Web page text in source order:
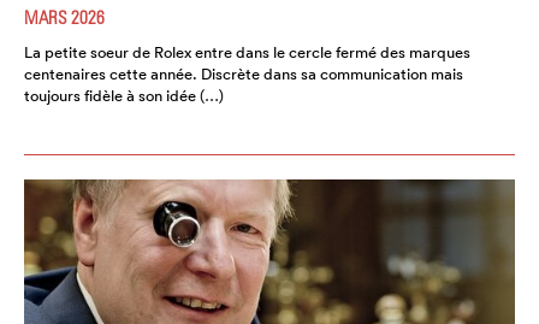
MARS 2026
La petite soeur de Rolex entre dans le cercle fermé des marques
centenaires cette année. Discrète dans sa communication mais
toujours fidèle à son idée (…)